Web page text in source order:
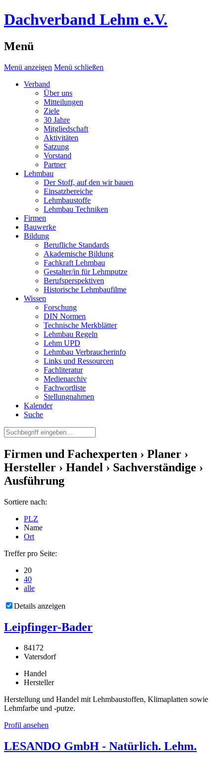
Dachverband Lehm e.V.
Menü
Menü anzeigen Menü schließen
Verband
Über uns
Mitteilungen
Ziele
30 Jahre
Mitgliedschaft
Aktivitäten
Satzung
Vorstand
Partner
Lehmbau
Der Stoff, auf den wir bauen
Einsatzbereiche
Lehmbaustoffe
Lehmbau Techniken
Firmen
Bauwerke
Bildung
Berufliche Standards
Akademische Bildung
Fachkraft Lehmbau
Gestalter/in für Lehmputze
Berufsperspektiven
Historische Lehmbaufilme
Wissen
Forschung
DIN Normen
Technische Merkblätter
Lehmbau Regeln
Lehm UPD
Lehmbau Verbraucherinfo
Links und Ressourcen
Fachliteratur
Medienarchiv
Fachwortliste
Stellungnahmen
Kalender
Suche
Firmen und Fachexperten › Planer ›
Hersteller › Handel › Sachverständige ›
Ausführung
Sortiere nach:
PLZ
Name
Ort
Treffer pro Seite:
20
40
alle
Details anzeigen
Leipfinger-Bader
84172
Vatersdorf
Handel
Hersteller
Herstellung und Handel mit Lehmbaustoffen, Klimaplatten sowie
Lehmfarbe und -putze.
Profil ansehen
LESANDO GmbH - Natürlich. Lehm.